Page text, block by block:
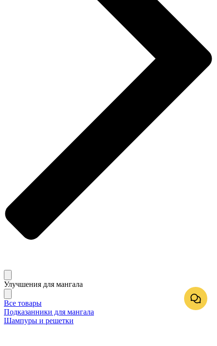
Улучшения для мангала
Все товары
Подказанники для мангала
Шампуры и решетки